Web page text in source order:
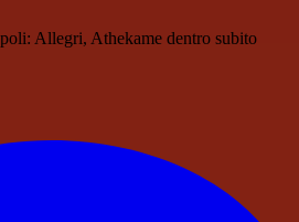
Allegri, Athekame dentro subito